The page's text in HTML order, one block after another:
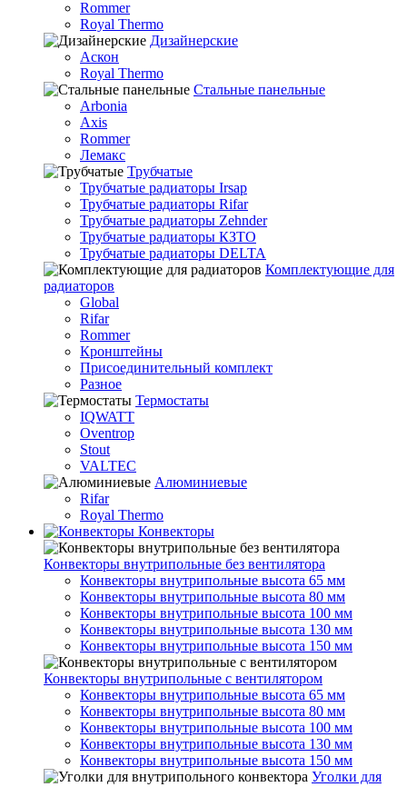
Rommer
Royal Thermo
Дизайнерские
Аскон
Royal Thermo
Стальные панельные
Arbonia
Axis
Rommer
Лемакс
Трубчатые
Трубчатые радиаторы Irsap
Трубчатые радиаторы Rifar
Трубчатые радиаторы Zehnder
Трубчатые радиаторы КЗТО
Трубчатые радиаторы DELTA
Комплектующие для
радиаторов
Global
Rifar
Rommer
Кронштейны
Присоединительный комплект
Разное
Термостаты
IQWATT
Oventrop
Stout
VALTEC
Алюминиевые
Rifar
Royal Thermo
Конвекторы
Конвекторы внутрипольные без вентилятора
Конвекторы внутрипольные высота 65 мм
Конвекторы внутрипольные высота 80 мм
Конвекторы внутрипольные высота 100 мм
Конвекторы внутрипольные высота 130 мм
Конвекторы внутрипольные высота 150 мм
Конвекторы внутрипольные с вентилятором
Конвекторы внутрипольные высота 65 мм
Конвекторы внутрипольные высота 80 мм
Конвекторы внутрипольные высота 100 мм
Конвекторы внутрипольные высота 130 мм
Конвекторы внутрипольные высота 150 мм
Уголки для